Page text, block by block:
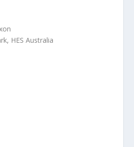
HES Australia